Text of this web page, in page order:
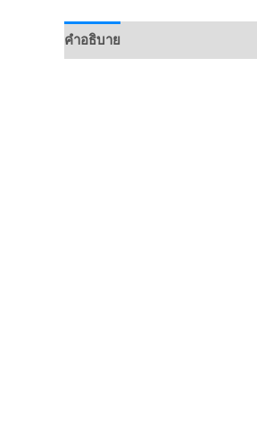
คำอธิบาย